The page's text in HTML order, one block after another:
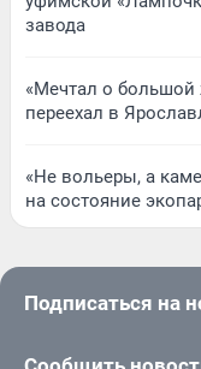
завода
«Мечтал о большой
переехал в
«Не вольеры, а
на состояние
Подписаться на